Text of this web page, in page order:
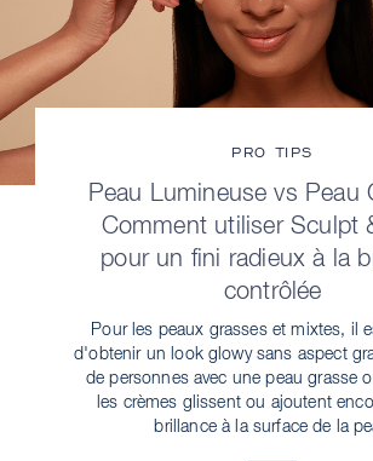
PRO TIPS
Peau Lumineuse vs Peau
Comment utiliser Sculpt
pour un fini radieux à la
contrôlée
Pour les peaux grasses et mixtes, il
d'obtenir un look glowy sans aspect
de personnes avec une peau grasse
les crèmes glissent ou ajoutent
brillance à la surface de la